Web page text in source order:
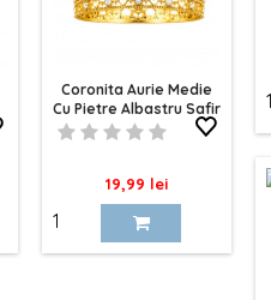
Coronita Aurie Medie
Cu Pietre Albastru Safir
Si Cristale 10cm
Pret
19,99 lei